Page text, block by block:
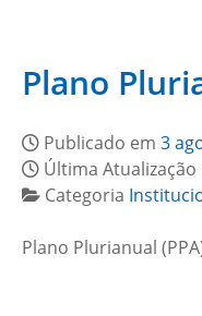
Plano
Publicado em 3
Última Atualização
Categoria
Plano Plurianual